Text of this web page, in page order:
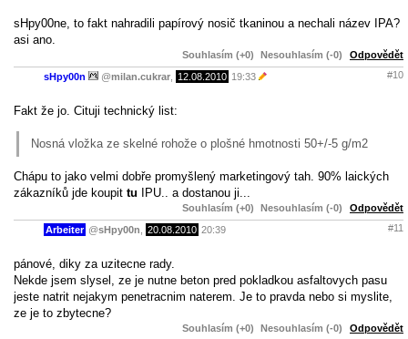
sHpy00ne, to fakt nahradili papírový nosič tkaninou a nechali název IPA?
asi ano.
Souhlasím (+0) Nesouhlasím (-0) Odpovědět
sHpy00n @milan.cukrar 12.08.2010 19:33 #10
Fakt že jo. Cituji technický list:
Nosná vložka ze skelné rohože o plošné hmotnosti 50+/-5 g/m2
Chápu to jako velmi dobře promyšlený marketingový tah. 90% laických
zákazníků jde koupit tu IPU.. a dostanou ji...
Souhlasím (+0) Nesouhlasím (-0) Odpovědět
Arbeiter @sHpy00n 20.08.2010 20:39 #11
pánové, diky za uzitecne rady.
Nekde jsem slysel, ze je nutne beton pred pokladkou asfaltovych pasu
jeste natrit nejakym penetracnim naterem. Je to pravda nebo si myslite,
ze je to zbytecne?
Souhlasím (+0) Nesouhlasím (-0) Odpovědět